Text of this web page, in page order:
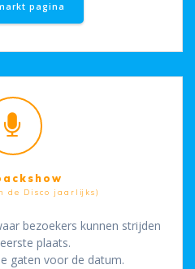
pagina
de Disco jaarlijks)
bezoekers kunnen strijden
plaats.
gaten voor de datum.